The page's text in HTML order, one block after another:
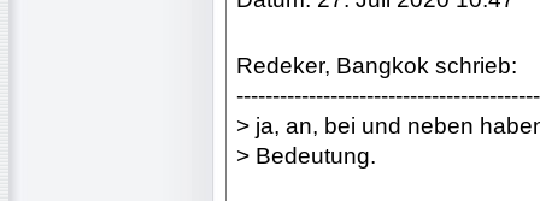
Redeker, Bangkok schrieb:
> ja, an, bei und neben
> Bedeutung.